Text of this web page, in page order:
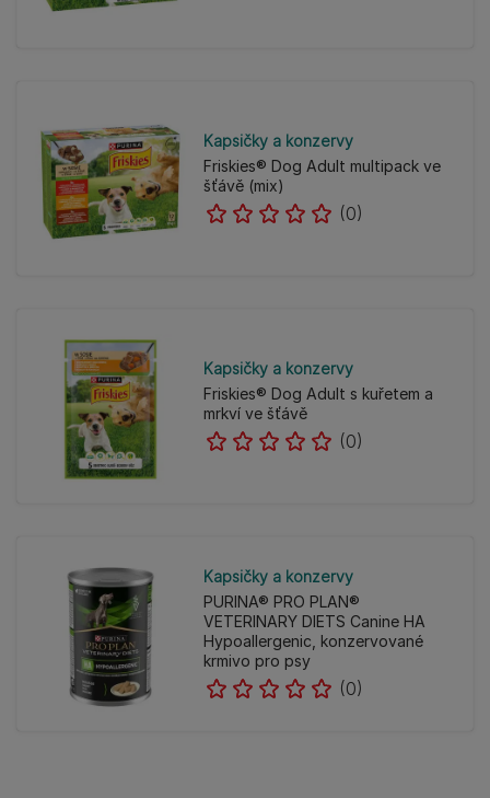
Kapsičky a konzervy
Friskies® Dog Adult multipack ve
šťávě (mix)
(0)
Kapsičky a konzervy
Friskies® Dog Adult s kuřetem a
mrkví ve šťávě
(0)
Kapsičky a konzervy
PURINA® PRO PLAN®
VETERINARY DIETS Canine HA
Hypoallergenic, konzervované
krmivo pro psy
(0)